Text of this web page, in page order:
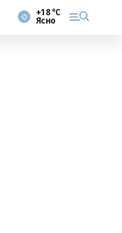
+18 °С
Ясно